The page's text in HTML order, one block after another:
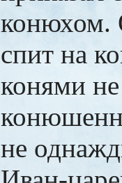
конюхом.
спит на
конями
не